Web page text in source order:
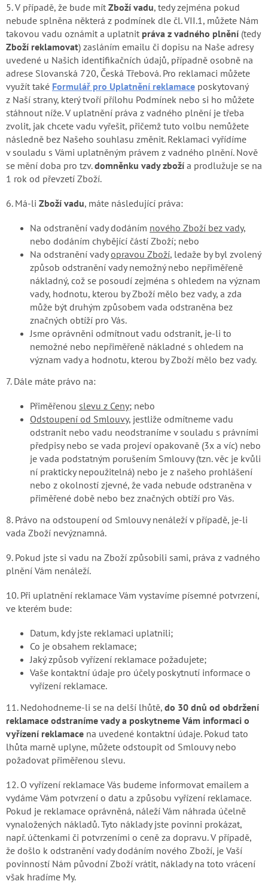
5. V případě, že bude mít Zboží vadu, tedy zejména pokud
nebude splněna některá z podmínek dle čl. VII.1, můžete Nám
takovou vadu oznámit a uplatnit práva z vadného plnění (tedy
Zboží reklamovat) zasláním emailu či dopisu na Naše adresy
uvedené u Našich identifikačních údajů, případně osobně na
adrese Slovanská 720, Česká Třebová. Pro reklamaci můžete
využít také Formulář pro Uplatnění reklamace poskytovaný
z Naší strany, který tvoří přílohu Podmínek nebo si ho můžete
stáhnout níže. V uplatnění práva z vadného plnění je třeba
zvolit, jak chcete vadu vyřešit, přičemž tuto volbu nemůžete
následně bez Našeho souhlasu změnit. Reklamaci vyřídíme
v souladu s Vámi uplatněným právem z vadného plnění. Nově
se mění doba pro tzv.domněnku vady zboží a prodlužuje se na
1 rok od převzetí Zboží.
6. Má-li Zboží vadu, máte následující práva:
Na odstranění vady dodáním nového Zboží bez vady,
nebo dodáním chybějící částí Zboží; nebo
Na odstranění vadyopravou Zboží, ledaže by byl zvolený
způsob odstranění vady nemožný nebo nepřiměřeně
nákladný, což se posoudí zejména s ohledem na význam
vady, hodnotu, kterou by Zboží mělo bez vady, a zda
může být druhým způsobem vada odstraněna bez
značných obtíží pro Vás.
Jsme oprávněni odmítnout vadu odstranit, je-li to
nemožné nebo nepřiměřeně nákladné s ohledem na
význam vady a hodnotu, kterou by Zboží mělo bez vady.
7. Dále máte právo na:
Přiměřenou slevu z Ceny; nebo
Odstoupení od Smlouvy, jestliže odmítneme vadu
odstranit nebo vadu neodstraníme v souladu s právními
předpisy nebo se vada projeví opakovaně (3x a víc) nebo
je vada podstatným porušením Smlouvy(tzn. věc je kvůli
ní prakticky nepoužitelná) nebo je z našeho prohlášení
nebo z okolností zjevné, že vada nebude odstraněna v
přiměřené době nebo bez značných obtíží pro Vás.
8. Právo na odstoupení od Smlouvy nenáleží v případě, je-li
vada Zboží nevýznamná.
9. Pokud jste si vadu na Zboží způsobili sami, práva z vadného
plnění Vám nenáleží.
10. Při uplatnění reklamace Vám vystavíme písemné potvrzení,
ve kterém bude:
Datum, kdy jste reklamaci uplatnili;
Co je obsahem reklamace;
Jaký způsob vyřízení reklamace požadujete;
Vaše kontaktní údaje pro účely poskytnutí informace o
vyřízení reklamace.
11. Nedohodneme-li se na delší lhůtě, do 30 dnů od obdržení
reklamace odstraníme vady a poskytneme Vám informaci o
vyřízení reklamace na uvedené kontaktní údaje. Pokud tato
lhůta marně uplyne, můžete odstoupit od Smlouvy nebo
požadovat přiměřenou slevu.
12. O vyřízení reklamace Vás budeme informovat emailem a
vydáme Vám potvrzení o datu a způsobu vyřízení reklamace.
Pokud je reklamace oprávněná, náleží Vám náhrada účelně
vynaložených nákladů. Tyto náklady jste povinni prokázat,
např. účtenkami či potvrzeními o ceně za dopravu. V případě,
že došlo k odstranění vady dodáním nového Zboží, je Vaší
povinností Nám původní Zboží vrátit, náklady na toto vrácení
však hradíme My.